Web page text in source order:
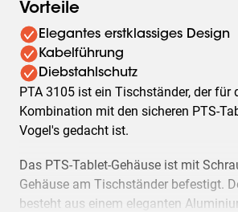
Vorteile
Elegantes erstklassiges Design
Kabelführung
Diebstahlschutz
PTA 3105 ist ein Tischständer, der für
Kombination mit den sicheren PTS-
Vogel's gedacht ist.
Das PTS-Tablet-Gehäuse ist mit
Gehäuse am Tischständer befestigt.
besteht aus einem eleganten